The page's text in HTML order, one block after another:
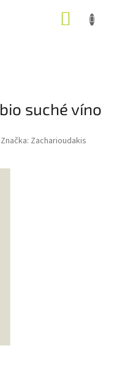
suché víno
Značka: Zacharioudakis